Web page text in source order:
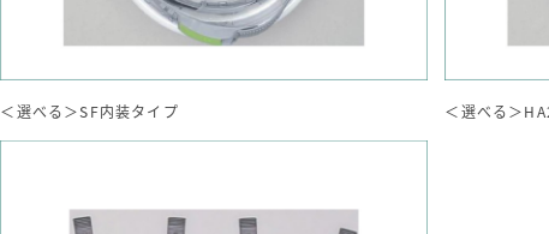
＜選べる＞SF内装タイプ ＜選べる＞